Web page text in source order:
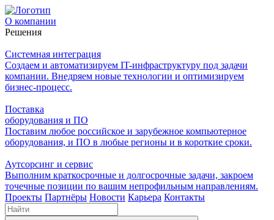
О компании
Решения
Системная интеграция
Создаем и автоматизируем IT-инфраструктуру под задачи
компании. Внедряем новые технологии и оптимизируем
бизнес-процесс.
Поставка
оборудования и ПО
Поставим любое российское и зарубежное компьютерное
оборудования, и ПО в любые регионы и в короткие сроки.
Аутсорсинг и сервис
Выполним краткосрочные и долгосрочные задачи, закроем
точечные позиции по вашим непрофильным направлениям.
Проекты Партнёры Новости Карьера Контакты